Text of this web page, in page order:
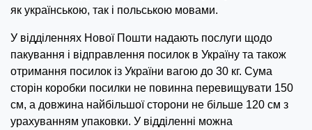
як українською, так і польською мовами.
У відділеннях Нової Пошти надають послуги щодо
пакування і відправлення посилок в Україну та також
отримання посилок із України вагою до 30 кг. Сума
сторін коробки посилки не повинна перевищувати 150
см, а довжина найбільшої сторони не більше 120 см з
урахуванням упаковки. У відділенні можна